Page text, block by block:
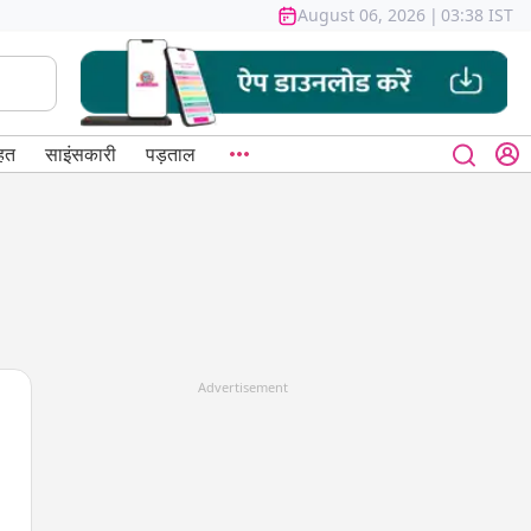
August 06, 2026 | 03:38 IST
साइंसकारी पड़ताल
Advertisement